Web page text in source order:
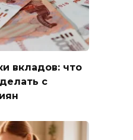
вкладов: что
с